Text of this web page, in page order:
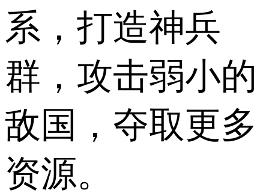
系，打造神兵
群，攻击弱小的
敌国，夺取更多
资源。